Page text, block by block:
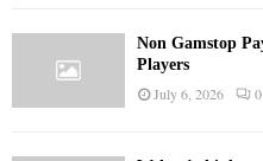
Non Gamstop
Players
July 6, 2026 0